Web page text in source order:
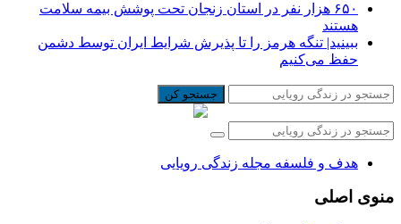
۶۵۰ هزار نفر در استان زنجان تحت پوشش بیمه سلامت
هستند
ببینید| تنگه هرمز را تا پذیرش شرایط ایران توسط دشمن
حفظ می‌کنیم
جستجو کن
هدف و فلسفه مجله زندگی رویایی
منوی اصلی